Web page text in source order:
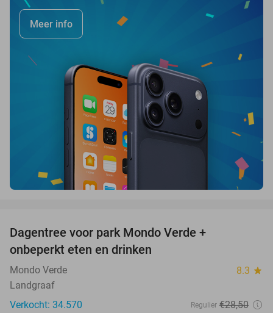
Meer info
Dagentree voor park Mondo Verde +
onbeperkt eten en drinken
Mondo Verde 8.3 star
Landgraaf
Verkocht: 34.570
Regulier €28,50